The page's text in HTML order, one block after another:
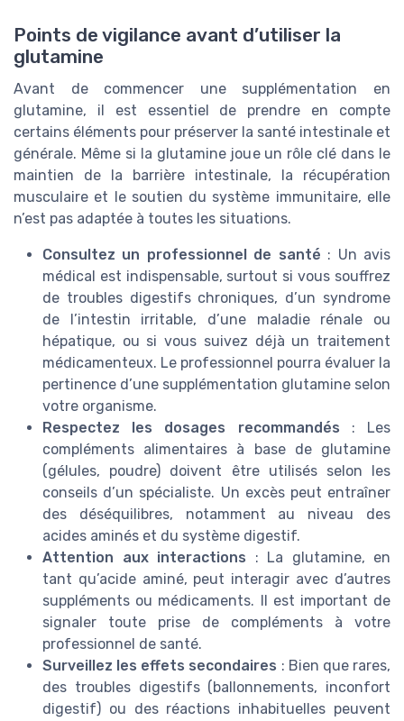
Points de vigilance avant d’utiliser la
glutamine
Avant de commencer une supplémentation en
glutamine, il est essentiel de prendre en compte
certains éléments pour préserver la santé intestinale et
générale. Même si la glutamine joue un rôle clé dans le
maintien de la barrière intestinale, la récupération
musculaire et le soutien du système immunitaire, elle
n’est pas adaptée à toutes les situations.
Consultez un professionnel de santé : Un avis
médical est indispensable, surtout si vous souffrez
de troubles digestifs chroniques, d’un syndrome
de l’intestin irritable, d’une maladie rénale ou
hépatique, ou si vous suivez déjà un traitement
médicamenteux. Le professionnel pourra évaluer la
pertinence d’une supplémentation glutamine selon
votre organisme.
Respectez les dosages recommandés : Les
compléments alimentaires à base de glutamine
(gélules, poudre) doivent être utilisés selon les
conseils d’un spécialiste. Un excès peut entraîner
des déséquilibres, notamment au niveau des
acides aminés et du système digestif.
Attention aux interactions : La glutamine, en
tant qu’acide aminé, peut interagir avec d’autres
suppléments ou médicaments. Il est important de
signaler toute prise de compléments à votre
professionnel de santé.
Surveillez les effets secondaires : Bien que rares,
des troubles digestifs (ballonnements, inconfort
digestif) ou des réactions inhabituelles peuvent